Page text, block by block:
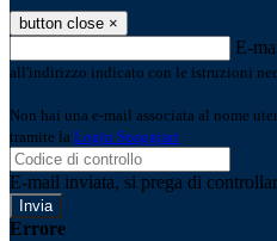
button close ×
E-
all'indirizzo indicato con le istruzioni
Non hai una e-mail associata al nome
tramite la Login Spaggiari
E-mail inviata, si prega di
Errore